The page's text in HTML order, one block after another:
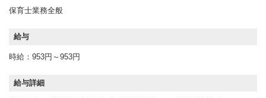
保育士業務全般
給与
時給：953円～953円
給与詳細